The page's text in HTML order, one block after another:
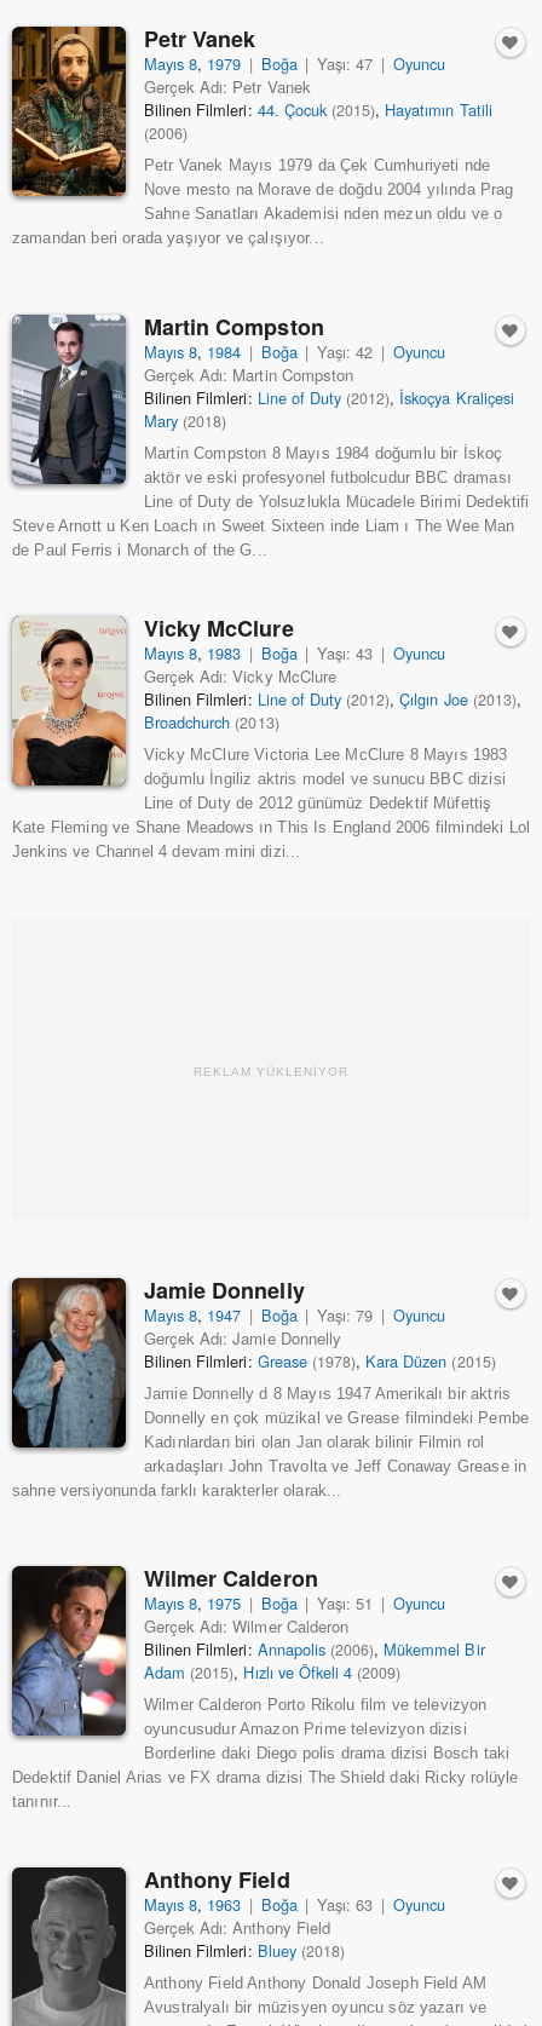
Petr Vanek
Mayıs 8, 1979 | Boğa | Yaşı: 47 | Oyuncu
Gerçek Adı: Petr Vanek
Bilinen Filmleri: 44. Çocuk (2015), Hayatımın Tatili
(2006)
Petr Vanek Mayıs 1979 da Çek Cumhuriyeti nde
Nove mesto na Morave de doğdu 2004 yılında Prag
Sahne Sanatları Akademisi nden mezun oldu ve o
zamandan beri orada yaşıyor ve çalışıyor...
Martin Compston
Mayıs 8, 1984 | Boğa | Yaşı: 42 | Oyuncu
Gerçek Adı: Martin Compston
Bilinen Filmleri: Line of Duty (2012), İskoçya Kraliçesi
Mary (2018)
Martin Compston 8 Mayıs 1984 doğumlu bir İskoç
aktör ve eski profesyonel futbolcudur BBC draması
Line of Duty de Yolsuzlukla Mücadele Birimi Dedektifi
Steve Arnott u Ken Loach ın Sweet Sixteen inde Liam ı The Wee Man
de Paul Ferris i Monarch of the G...
Vicky McClure
Mayıs 8, 1983 | Boğa | Yaşı: 43 | Oyuncu
Gerçek Adı: Vicky McClure
Bilinen Filmleri: Line of Duty (2012),Çılgın Joe (2013),
Broadchurch (2013)
Vicky McClure Victoria Lee McClure 8 Mayıs 1983
doğumlu İngiliz aktris model ve sunucu BBC dizisi
Line of Duty de 2012 günümüz Dedektif Müfettiş
Kate Fleming ve Shane Meadows ın This Is England 2006 filmindeki Lol
Jenkins ve Channel 4 devam mini dizi...
REKLAM YÜKLENİYOR
Jamie Donnelly
Mayıs 8, 1947 | Boğa | Yaşı: 79 | Oyuncu
Gerçek Adı: Jamie Donnelly
Bilinen Filmleri: Grease (1978), Kara Düzen (2015)
Jamie Donnelly d 8 Mayıs 1947 Amerikalı bir aktris
Donnelly en çok müzikal ve Grease filmindeki Pembe
Kadınlardan biri olan Jan olarak bilinir Filmin rol
arkadaşları John Travolta ve Jeff Conaway Grease in
sahne versiyonunda farklı karakterler olarak...
Wilmer Calderon
Mayıs 8, 1975 | Boğa | Yaşı: 51 | Oyuncu
Gerçek Adı: Wilmer Calderon
Bilinen Filmleri: Annapolis (2006), Mükemmel Bir
Adam (2015), Hızlı ve Öfkeli 4 (2009)
Wilmer Calderon Porto Rikolu film ve televizyon
oyuncusudur Amazon Prime televizyon dizisi
Borderline daki Diego polis drama dizisi Bosch taki
Dedektif Daniel Arias ve FX drama dizisi The Shield daki Ricky rolüyle
tanınır...
Anthony Field
Mayıs 8, 1963 | Boğa | Yaşı: 63 | Oyuncu
Gerçek Adı: Anthony Field
Bilinen Filmleri: Bluey (2018)
Anthony Field Anthony Donald Joseph Field AM
Avustralyalı bir müzisyen oyuncu söz yazarı ve